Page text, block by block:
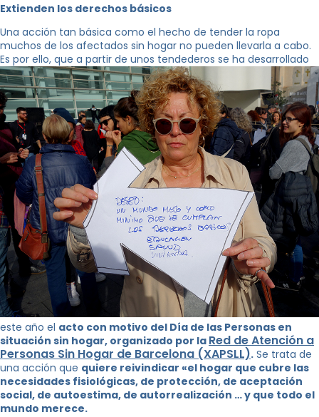
Extienden los derechos básicos
Una acción tan básica como el hecho de tender la ropa
muchos de los afectados sin hogar no pueden llevarla a cabo.
Es por ello, que a partir de unos tendederos se ha desarrollado
este año el acto con motivo del Día de las Personas en
situación sin hogar, organizado por la Red de Atención a
Personas Sin Hogar de Barcelona (XAPSLL). Se trata de
una acción que quiere reivindicar «el hogar que cubre las
necesidades fisiológicas, de protección, de aceptación
social, de autoestima, de autorrealización … y que todo el
mundo merece.